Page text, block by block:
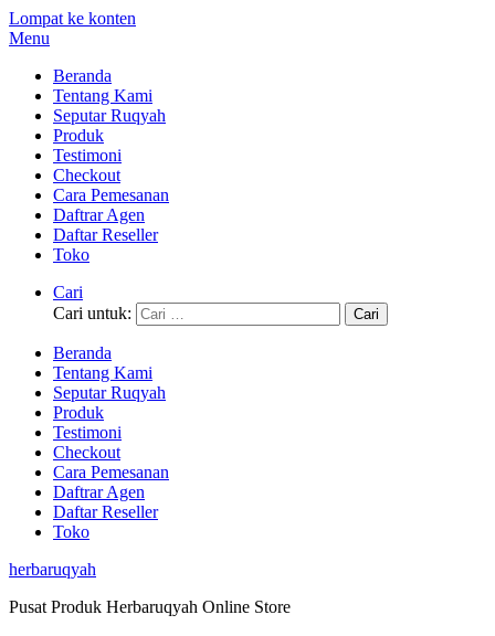
Lompat ke konten
Menu
Beranda
Tentang Kami
Seputar Ruqyah
Produk
Testimoni
Checkout
Cara Pemesanan
Daftrar Agen
Daftar Reseller
Toko
Cari
Cari untuk:
Beranda
Tentang Kami
Seputar Ruqyah
Produk
Testimoni
Checkout
Cara Pemesanan
Daftrar Agen
Daftar Reseller
Toko
herbaruqyah
Pusat Produk Herbaruqyah Online Store